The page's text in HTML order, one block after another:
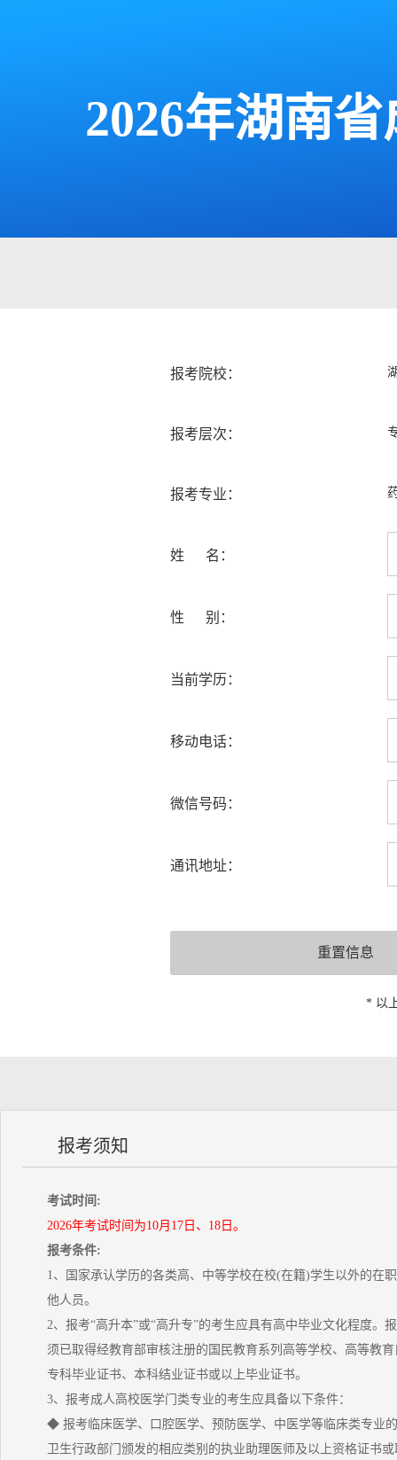
2026年湖南
报考院校：
报考层次：
报考专业：
姓 名：
性 别：
当前学历：
移动电话：
微信号码：
通讯地址：
* 以
报考须知
考试时间:
2026年考试时间为10月17日、18日。
报考条件:
1、国家承认学历的各类高、中等学校在校(在籍)学生以外的在
他人员。
2、报考“高升本”或“高升专”的考生应具有高中毕业文化程度。
须已取得经教育部审核注册的国民教育系列高等学校、高等教
专科毕业证书、本科结业证书或以上毕业证书。
3、报考成人高校医学门类专业的考生应具备以下条件：
◆ 报考临床医学、口腔医学、预防医学、中医学等临床类专业
卫生行政部门颁发的相应类别的执业助理医师及以上资格证书